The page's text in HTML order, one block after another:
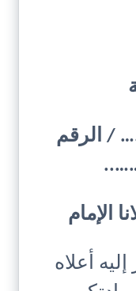
/ الرقم
الإمام
أعلاه